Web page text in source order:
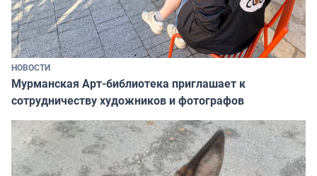
НОВОСТИ
Мурманская Арт-библиотека приглашает к
сотрудничеству художников и фотографов